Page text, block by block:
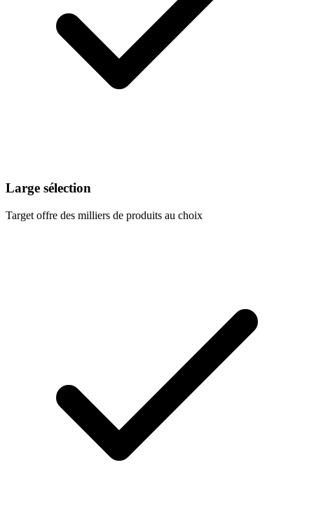
Large sélection
Target offre des milliers de produits au choix